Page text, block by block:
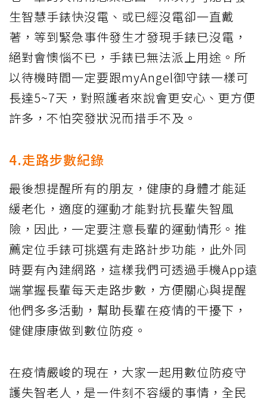
生智慧手錶快沒電、或已經沒電卻一直戴
著，等到緊急事件發生才發現手錶已沒電，
絕對會懊惱不已，手錶已無法派上用途。所
以待機時間一定要跟myAngel御守錶一樣可
長達5~7天，對照護者來說會更安心、更方便
許多，不怕突發狀況而措手不及。
4.走路步數紀錄
最後想提醒所有的朋友，健康的身體才能延
緩老化，適度的運動才能對抗長輩失智風
險，因此，一定要注意長輩的運動情形。推
薦定位手錶可挑選有走路計步功能，此外同
時要有內建網路，這樣我們可透過手機App遠
端掌握長輩每天走路步數，方便關心與提醒
他們多多活動，幫助長輩在疫情的干擾下，
健健康康做到數位防疫。
在疫情嚴峻的現在，大家一起用數位防疫守
護失智老人，是一件刻不容緩的事情，全民